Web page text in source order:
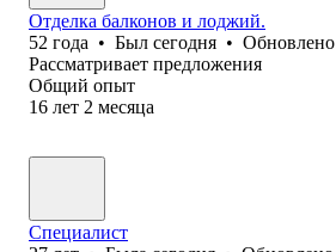
Отделка балконов и лоджий.
52 года • Был сегодня • Обновлено
Рассматривает предложения
Общий опыт
16 лет 2 месяца
Специалист